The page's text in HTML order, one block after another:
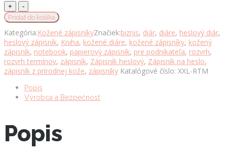
XXL
zápisník
z
prírodnej
kože
na
heslový
zámok,
tieňovaný,
tmavo
množstvo
Pridať do košíka
Kategória:Kožené zápisníkyZnačiek:biznis, diár, diáre, heslový diár,
heslový zápisník, Kniha, kožené diáre, kožené zápisníky, kožený
zápisník, notebook, papierový zápisník, pre podnikateľa, rozvrh,
rozvrh termínov, zápisník, Zápisník heslový, Zápisník na heslo,
zápisník z prírodnej kože, zápisníky Katalógové číslo: XXL-RTM
Popis
Výrobca a Bezpečnosť
Popis